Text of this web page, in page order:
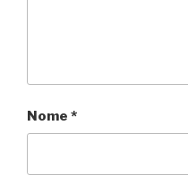
Nome *